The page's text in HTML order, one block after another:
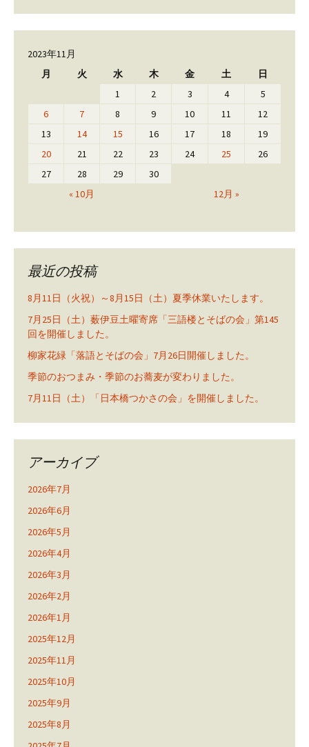
2023年11月
月
火 水 木 金 土 日
« 10月 12月 »
1 2 3 4
5
6
7 8 9 10 11
12
13
14 15 16 17 18
19
20
21 22 23 24 25
26
27
28 29 30
最近の投稿
8月11日（火祝）～8月15日（土）夏季休業いたします。
7月25日（土）薮伊豆土曜寄席「三語楼とそばの会」第145
回を開催しました。
柳家花緑「落語とそばの会」7月26日開催しました。
季節のおつまみ・季節のお蕎麦が変わりました。
7月11日（土）「日本橋つかさの会」を開催しました。
アーカイブ
2026年7月
2026年6月
2026年5月
2026年4月
2026年3月
2026年2月
2026年1月
2025年12月
2025年11月
2025年10月
2025年9月
2025年8月